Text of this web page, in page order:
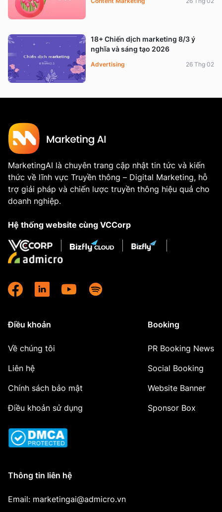
18+ Chiến dịch marketing 8/3 ý
nghĩa và sáng tạo 2026
Advertising 26 Thg 02
MarketingAI là chuyên trang cập nhật tin tức và kiến
thức về lĩnh vực Truyền thông – Digital Marketing, hỗ
trợ giải pháp và chiến lược truyền thông hiệu quả cho
doanh nghiệp.
Hệ thống website cùng VCCorp
Điều khoản
Về chúng tôi
Liên hệ
Chính sách bảo mật
Điều khoản sử dụng
Booking
PR Booking News
Social Booking
Website Banner
Sponsor Box
Thông tin liên hệ
Email: marketingai@admicro.vn